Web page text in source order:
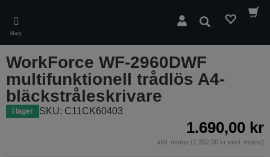
main
content
Meny
Sök
WorkForce WF-2960DWF
multifunktionell trådlös A4-
bläckstråleskrivare
I lager SKU: C11CK60403
1.690,00 kr
inkl. moms (1.352,00 kr exkl. moms)